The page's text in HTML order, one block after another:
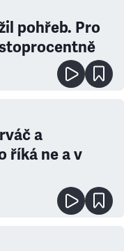
pohřeb. Pro
a
říká ne a v